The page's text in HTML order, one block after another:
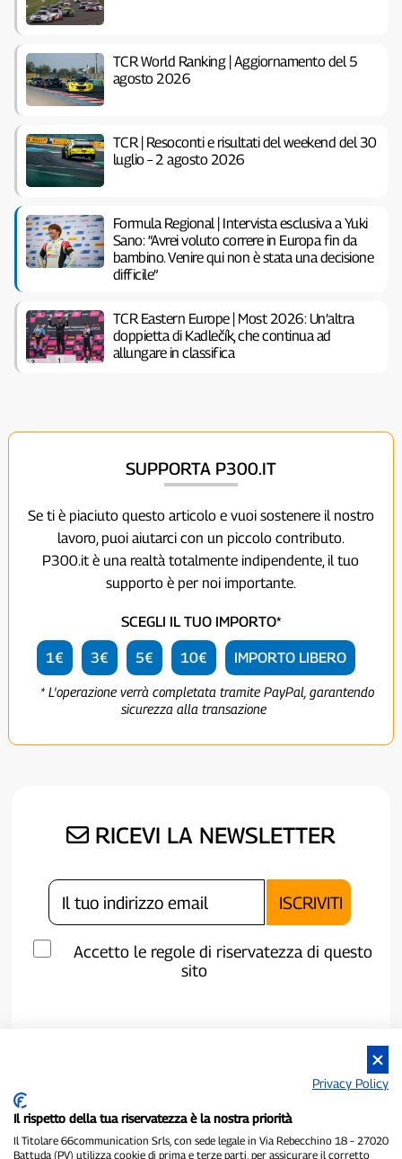
TCR World Ranking | Aggiornamento del 5
agosto 2026
TCR | Resoconti e risultati del weekend del 30
luglio – 2 agosto 2026
Formula Regional | Intervista esclusiva a Yuki
Sano: “Avrei voluto correre in Europa fin da
bambino. Venire qui non è stata una decisione
difficile”
TCR Eastern Europe | Most 2026: Un’altra
doppietta di Kadlečík, che continua ad
allungare in classifica
SUPPORTA P300.IT
Se ti è piaciuto questo articolo e vuoi sostenere il nostro
lavoro, puoi aiutarci con un piccolo contributo.
P300.it è una realtà totalmente indipendente, il tuo
supporto è per noi importante.
SCEGLI IL TUO IMPORTO*
1€ 3€ 5€ 10€ IMPORTO LIBERO
* L'operazione verrà completata tramite PayPal, garantendo
sicurezza alla transazione
RICEVI LA NEWSLETTER
Accetto le regole di riservatezza di questo
sito
Privacy Policy
Il rispetto della tua riservatezza è la nostra priorità
Il Titolare 66communication Srls, con sede legale in Via Rebecchino 18 – 27020
Battuda (PV) utilizza cookie di prima e terze parti, per assicurare il corretto